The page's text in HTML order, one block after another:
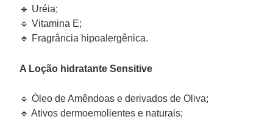
🔹 Uréia;
🔹 Vitamina E;
🔹 Fragrância hipoalergênica.
A Loção hidratante Sensitive
🔹 Óleo de Amêndoas e derivados de Oliva;
🔹 Ativos dermoemolientes e naturais;